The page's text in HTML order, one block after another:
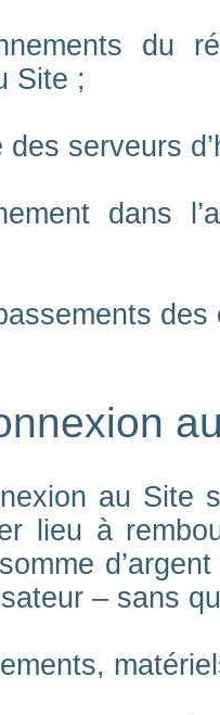
du
Site ;
des serveurs
dans
au Site
lieu à
– sans